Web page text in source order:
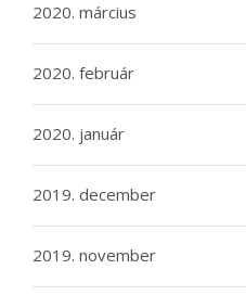
2020. március
2020. február
2020. január
2019. december
2019. november